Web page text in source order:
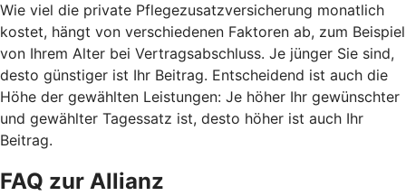
Wie viel die private Pflegezusatzversicherung monatlich
kostet, hängt von verschiedenen Faktoren ab, zum Beispiel
von Ihrem Alter bei Vertragsabschluss. Je jünger Sie sind,
desto günstiger ist Ihr Beitrag. Entscheidend ist auch die
Höhe der gewählten Leistungen: Je höher Ihr gewünschter
und gewählter Tagessatz ist, desto höher ist auch Ihr
Beitrag.
FAQ zur Allianz